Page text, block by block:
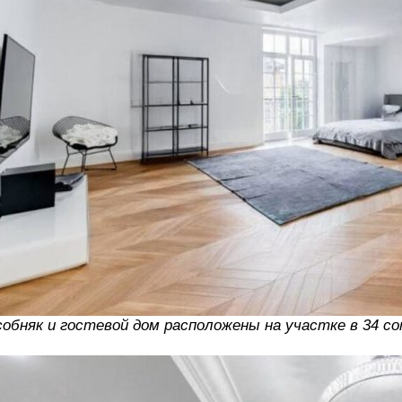
и гостевой дом расположены на участке в 34